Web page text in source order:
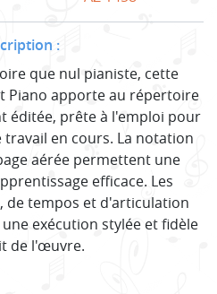
:
que nul pianiste, cette
Piano apporte au répertoire
éditée, prête à l'emploi pour
en cours. La notation
aérée permettent une
efficace. Les
de tempos et d'articulation
exécution stylée et fidèle
de l'œuvre.